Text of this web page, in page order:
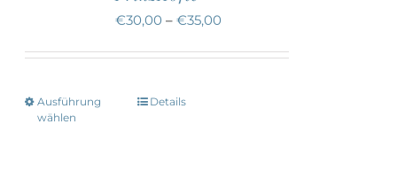
können
€30,00 –€35,00
Ausführung
wählen
Dieses
Details